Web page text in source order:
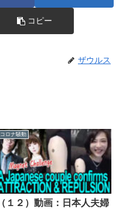
コピー
ザウルス
コロナ騒動
（１２）動画：日本人夫婦